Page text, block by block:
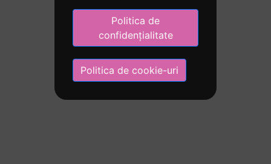
Politica de
confidențialitate
Politica de cookie-uri